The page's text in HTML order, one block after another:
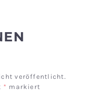
veröffentlicht.
* markiert